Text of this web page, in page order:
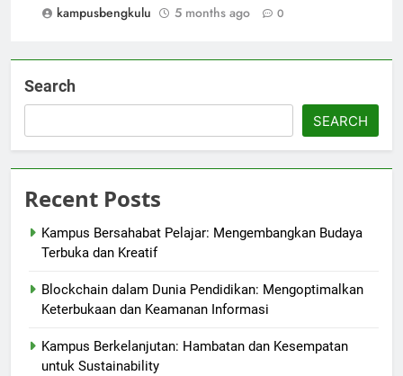
kampusbengkulu
5 months ago 0
Search
SEARCH
Recent Posts
Kampus Bersahabat Pelajar: Mengembangkan Budaya
Terbuka dan Kreatif
Blockchain dalam Dunia Pendidikan: Mengoptimalkan
Keterbukaan dan Keamanan Informasi
Kampus Berkelanjutan: Hambatan dan Kesempatan
untuk Sustainability